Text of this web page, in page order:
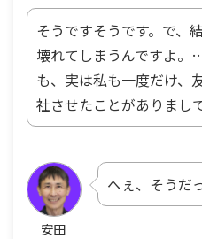
そうですそうです。で、
壊れてしまうんですよ。
も、実は私も一度だけ、
社させたことがありまして
安田
へぇ、そうだ